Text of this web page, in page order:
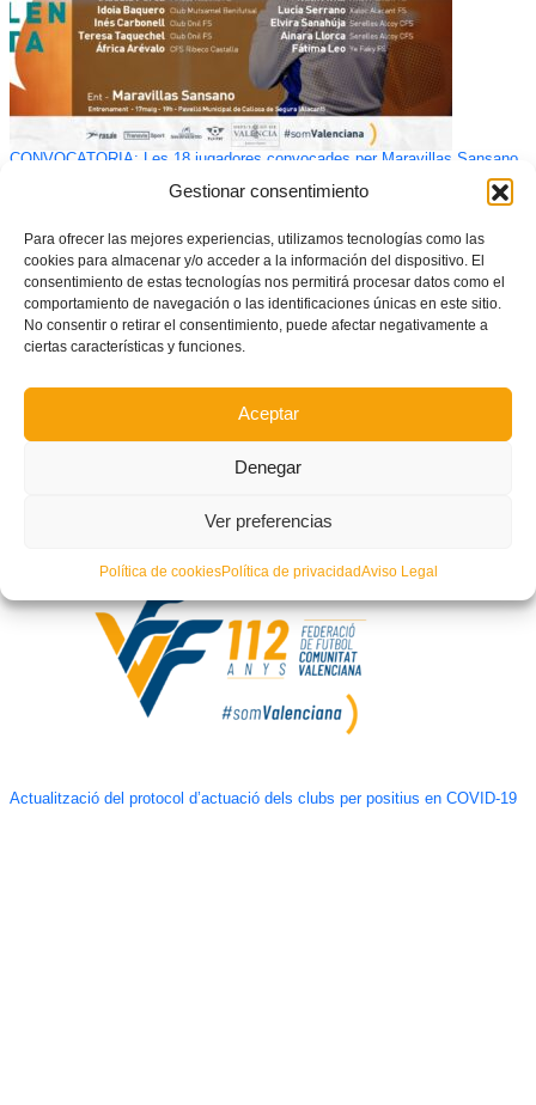
Gestionar consentimiento
Para ofrecer las mejores experiencias, utilizamos tecnologías como las
cookies para almacenar y/o acceder a la información del dispositivo. El
consentimiento de estas tecnologías nos permitirá procesar datos como el
comportamiento de navegación o las identificaciones únicas en este sitio.
No consentir o retirar el consentimiento, puede afectar negativamente a
ciertas características y funciones.
Aceptar
Denegar
Ver preferencias
Política de cookiesPolítica de privacidadAviso Legal
CONVOCATÒRIA: Les 18 jugadores convocades per Maravillas Sansano
Actualització del protocol d’actuació dels clubs per positius en COVID-19